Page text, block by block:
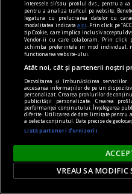
construcții.
Rodica ZAFIU
interesele si/sau profilul dvs., pentru a
pentru a analiza traficul pe website.
legatura cu prelucrarea datelor cu
modalitatea indicataaici
. Prin click pe
tip Cookie, care implica inclusiv acceptul
Vendor-ii cu care colaboram. Prin click pe
schimba preferintele in mod individual,
functionarea website-ului.
Atât noi, cât și partenerii noștri
Dezvoltarea și îmbunătățirea serviciilor.
accesarea informațiilor de pe un
personalizat. Crearea profilurilor de
publicității personalizate. Crearea
performanței conținutului. Înțelegerea
diferite. Utilizarea de date limitate pentru
a selecta conținutul. Date precise de
Listă parteneri (furnizori)
VREAU SA